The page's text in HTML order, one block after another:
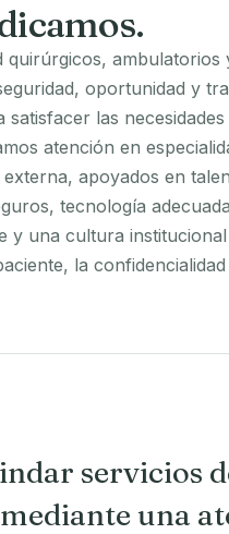
quirúrgicos, ambulatorios
oportunidad y
las necesidades
atención en
apoyados en
tecnología
y una cultura institucional
la
servicios
mediante una